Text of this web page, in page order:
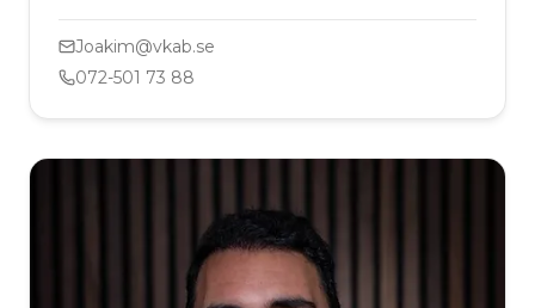
Joakim@vkab.se
072-501 73 88